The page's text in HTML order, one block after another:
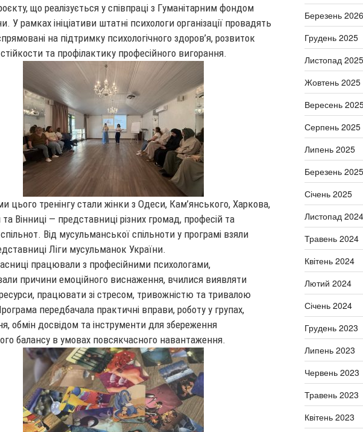
що реалізується у співпраці з Гуманітарним фондом
У рамках ініціативи штатні психологи організації провадять
на підтримку психологічного здоров’я, розвиток
та профілактику професійного вигорання.
цього тренінгу стали жінки з Одеси, Кам’янського, Харкова,
Вінниці — представниці різних громад, професій та
спільнот. Від мусульманської спільноти у програмі взяли
Ліги мусульманок України.
працювали з професійними психологами,
причини емоційного виснаження, вчилися виявляти
ресурси, працювати зі стресом, тривожністю та тривалою
передбачала практичні вправи, роботу у групах,
обмін досвідом та інструменти для збереження
балансу в умовах повсякчасного навантаження.
Березень 2026
Грудень 2025
Листопад 2025
Жовтень 2025
Вересень
Серпень 2025
Липень 2025
Березень 2025
Січень 2025
Листопад 2024
Травень 2024
Квітень 2024
Лютий 2024
Січень 2024
Грудень 2023
Липень 2023
Червень 2023
Травень 2023
Квітень 2023